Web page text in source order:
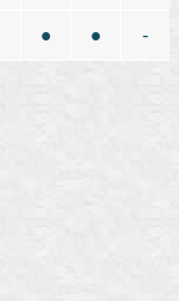
● ● -